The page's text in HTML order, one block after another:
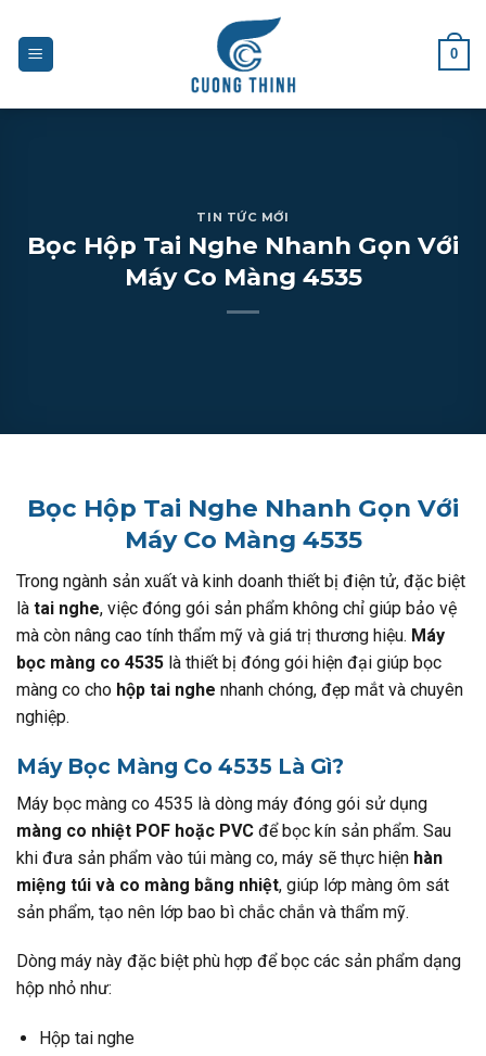
content
0
TIN TỨC MỚI
Bọc Hộp Tai Nghe Nhanh Gọn Với
Máy Co Màng 4535
Bọc Hộp Tai Nghe Nhanh Gọn Với
Máy Co Màng 4535
Trong ngành sản xuất và kinh doanh thiết bị điện tử, đặc biệt
là tai nghe, việc đóng gói sản phẩm không chỉ giúp bảo vệ
mà còn nâng cao tính thẩm mỹ và giá trị thương hiệu. Máy
bọc màng co 4535 là thiết bị đóng gói hiện đại giúp bọc
màng co cho hộp tai nghe nhanh chóng, đẹp mắt và chuyên
nghiệp.
Máy Bọc Màng Co 4535 Là Gì?
Máy bọc màng co 4535 là dòng máy đóng gói sử dụng
màng co nhiệt POF hoặc PVC để bọc kín sản phẩm. Sau
khi đưa sản phẩm vào túi màng co, máy sẽ thực hiện hàn
miệng túi và co màng bằng nhiệt, giúp lớp màng ôm sát
sản phẩm, tạo nên lớp bao bì chắc chắn và thẩm mỹ.
Dòng máy này đặc biệt phù hợp để bọc các sản phẩm dạng
hộp nhỏ như:
Hộp tai nghe